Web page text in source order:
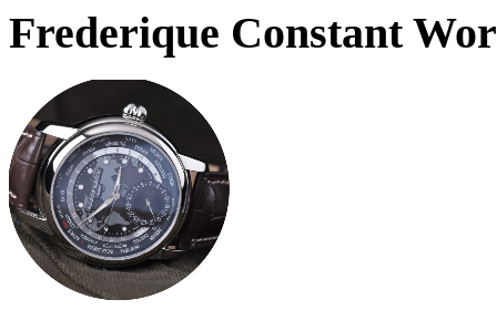
Frederique Constant